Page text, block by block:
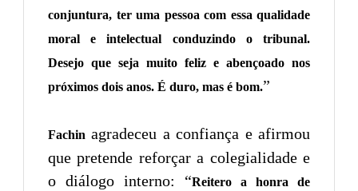
conjuntura, ter uma pessoa com essa qualidade
moral e intelectual conduzindo o tribunal.
Desejo que seja muito feliz e abençoado nos
próximos dois anos. É duro, mas é bom.”
Fachin agradeceu a confiança e afirmou
que pretende reforçar a colegialidade e
o diálogo interno: “Reitero a honra de